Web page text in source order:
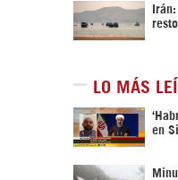
LO MÁS
en